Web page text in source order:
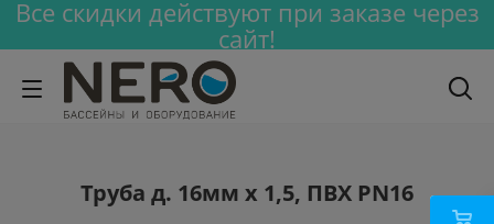
Все скидки действуют при заказе через
сайт!
Труба д. 16мм х 1,5, ПВХ PN16